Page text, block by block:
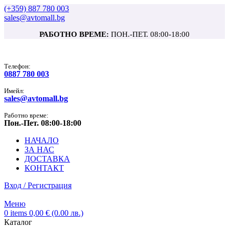
(+359) 887 780 003
sales@avtomall.bg
РАБОТНО ВРЕМЕ: ПОН.-ПЕТ. 08:00-18:00
Tелефон:
0887 780 003
Имейл:
sales@avtomall.bg
Работно време:
Пон.-Пет. 08:00-18:00
НАЧАЛО
ЗА НАС
ДОСТАВКА
КОНТАКТ
Вход / Регистрация
Меню
0 items 0,00 € (0.00 лв.)
Каталог